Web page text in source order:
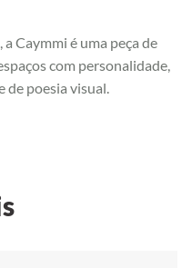
Caymmi é uma peça de
com personalidade,
poesia visual.